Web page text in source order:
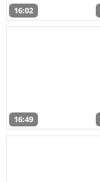
16:02
16:49